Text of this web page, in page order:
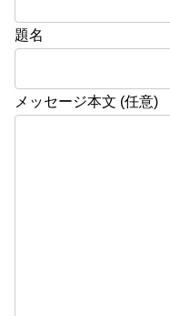
題名
メッセージ本文 (任意)